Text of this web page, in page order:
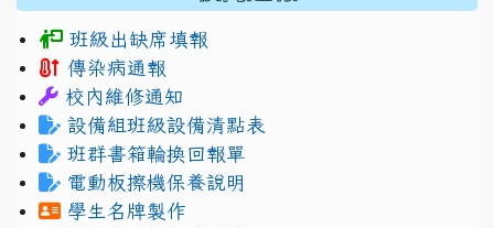
班級出缺席填報
傳染病通報
校內維修通知
設備組班級設備清點表
班群書箱輪換回報單
電動板擦機保養說明
學生名牌製作